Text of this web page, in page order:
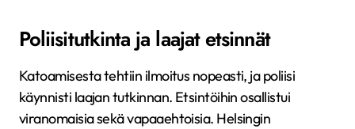
Poliisitutkinta ja laajat etsinnät
Katoamisesta tehtiin ilmoitus nopeasti, ja poliisi
käynnisti laajan tutkinnan. Etsintöihin osallistui
viranomaisia sekä vapaaehtoisia. Helsingin